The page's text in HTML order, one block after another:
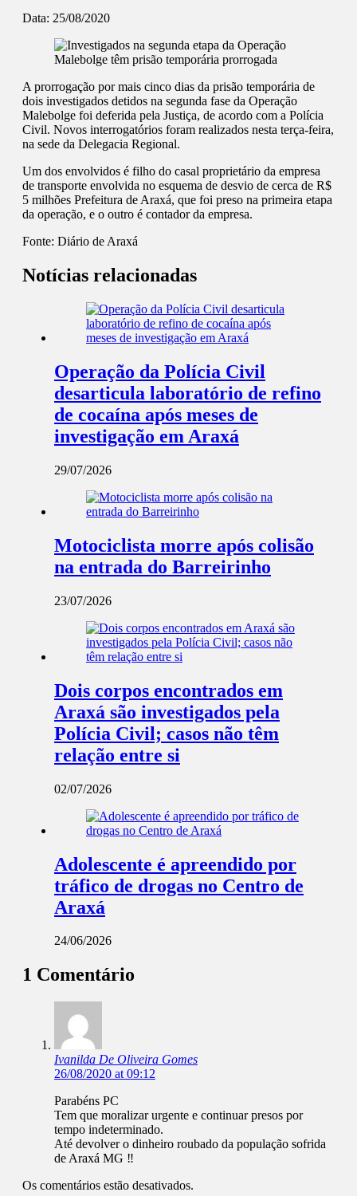
Data: 25/08/2020
A prorrogação por mais cinco dias da prisão temporária de
dois investigados detidos na segunda fase da Operação
Malebolge foi deferida pela Justiça, de acordo com a Polícia
Civil. Novos interrogatórios foram realizados nesta terça-feira,
na sede da Delegacia Regional.
Um dos envolvidos é filho do casal proprietário da empresa
de transporte envolvida no esquema de desvio de cerca de R$
5 milhões Prefeitura de Araxá, que foi preso na primeira etapa
da operação, e o outro é contador da empresa.
Fonte: Diário de Araxá
Notícias relacionadas
Operação da Polícia Civil
desarticula laboratório de refino
de cocaína após meses de
investigação em Araxá
29/07/2026
Motociclista morre após colisão
na entrada do Barreirinho
23/07/2026
Dois corpos encontrados em
Araxá são investigados pela
Polícia Civil; casos não têm
relação entre si
02/07/2026
Adolescente é apreendido por
tráfico de drogas no Centro de
Araxá
24/06/2026
1 Comentário
Ivanilda De Oliveira Gomes
26/08/2020 at 09:12
Parabéns PC
Tem que moralizar urgente e continuar presos por
tempo indeterminado.
Até devolver o dinheiro roubado da população sofrida
de Araxá MG ‼️
Os comentários estão desativados.